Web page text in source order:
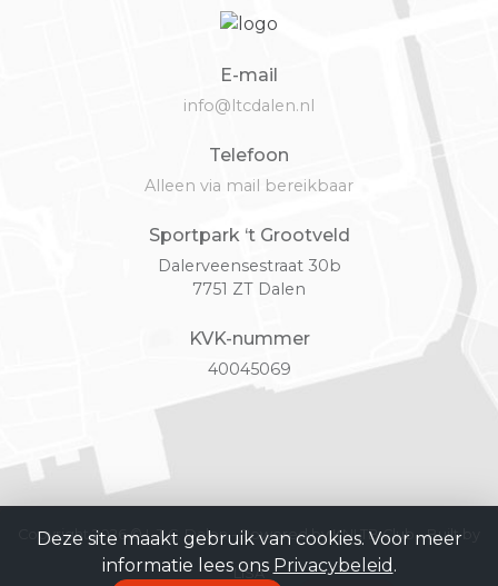
E-mail
info@ltcdalen.nl
Telefoon
Alleen via mail bereikbaar
Sportpark ‘t Grootveld
Dalerveensestraat 30b
7751 ZT Dalen
KVK-nummer
40045069
Copyright 2026 © L.T.C. Dalen -Powered by KNLTB.Club - Built by
LISA
Deze site maakt gebruik van cookies. Voor meer
informatie lees ons Privacybeleid .